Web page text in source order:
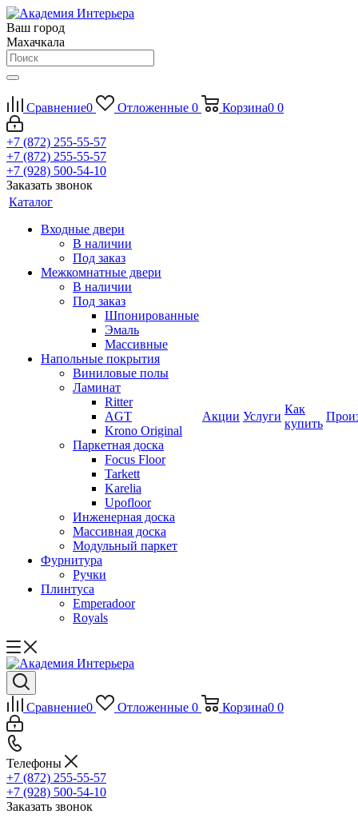
Ваш город
Махачкала
Сравнение0 Отложенные 0 Корзина0 0
+7 (872) 255-55-57
+7 (872) 255-55-57
+7 (928) 500-54-10
Заказать звонок
Каталог
Входные двери
В наличии
Под заказ
Межкомнатные двери
В наличии
Под заказ
Шпонированные
Эмаль
Массивные
Напольные покрытия
Виниловые полы
Ламинат
Ritter
AGT
Krono Original
Паркетная доска
Focus Floor
Tarkett
Karelia
Upofloor
Инженерная доска
Массивная доска
Модульный паркет
Фурнитура
Ручки
Плинтуса
Emperadoor
Royals
Акции Услуги
Как
купить
Сравнение0 Отложенные 0 Корзина0 0
Телефоны
+7 (872) 255-55-57
+7 (928) 500-54-10
Заказать звонок